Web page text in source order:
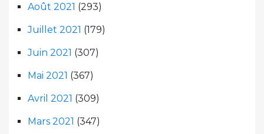
Août 2021 (293)
Juillet 2021 (179)
Juin 2021 (307)
Mai 2021 (367)
Avril 2021 (309)
Mars 2021 (347)